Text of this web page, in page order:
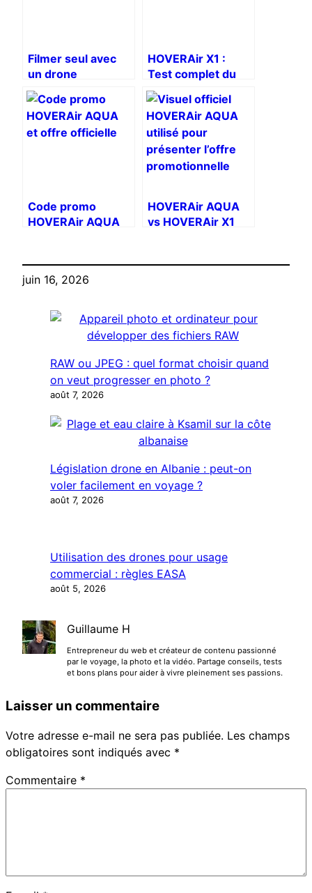
Filmer seul avec
un drone
HOVERAir vlog
sport et voyage
HOVERAir X1 :
Test complet du
drone selfie
autonome
Code promo
HOVERAir AQUA
HOVERAir AQUA
vs HOVERAir X1
juin 16, 2026
RAW ou JPEG : quel format choisir quand
on veut progresser en photo ?
août 7, 2026
Législation drone en Albanie : peut-on
voler facilement en voyage ?
août 7, 2026
Utilisation des drones pour usage
commercial : règles EASA
août 5, 2026
Guillaume H
Entrepreneur du web et créateur de contenu passionné
par le voyage, la photo et la vidéo. Partage conseils, tests
et bons plans pour aider à vivre pleinement ses passions.
Laisser un commentaire
Votre adresse e-mail ne sera pas publiée. Les champs
obligatoires sont indiqués avec *
Commentaire *